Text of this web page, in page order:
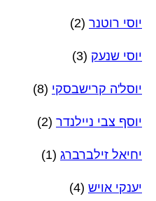
יוסי רוטנר (2)
יוסי שנעק (3)
יוסל'ה קרישבסקי (8)
יוסף צבי ניילנדר (2)
יחיאל זילברברג (1)
יענקי אויש (4)